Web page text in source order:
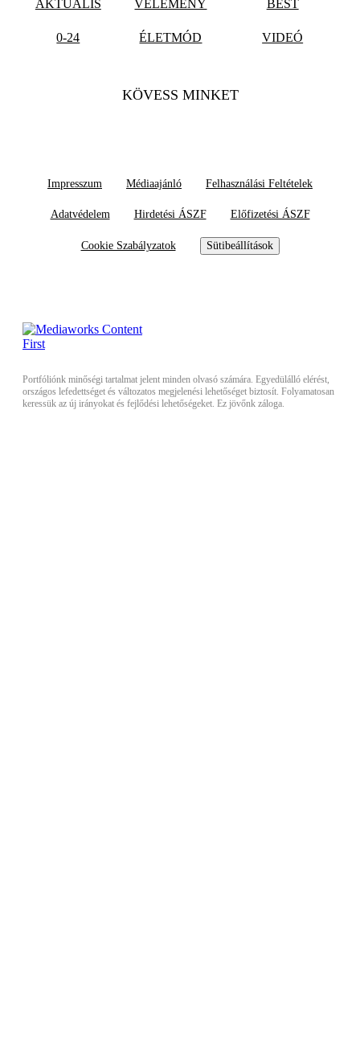
AKTUÁLIS VÉLEMÉNY BEST
0-24 ÉLETMÓD VIDEÓ
KÖVESS MINKET
Impresszum Médiaajánló Felhasználási Feltételek
Adatvédelem Hirdetési ÁSZF Előfizetési ÁSZF
Cookie Szabályzatok Sütibeállítások
Portfóliónk minőségi tartalmat jelent minden olvasó számára. Egyedülálló elérést,
országos lefedettséget és változatos megjelenési lehetőséget biztosít. Folyamatosan
keressük az új irányokat és fejlődési lehetőségeket. Ez jövőnk záloga.